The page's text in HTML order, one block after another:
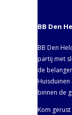
BB Den
BB Den
partij met
de
Huisduinen
binnen de
Kom